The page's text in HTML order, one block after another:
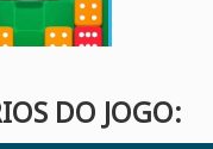
DO JOGO: